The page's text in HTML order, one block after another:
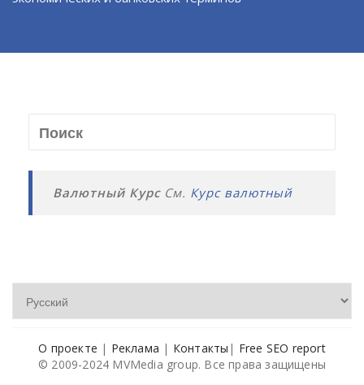
Валютный КурсСм. Курс валютный
О проекте | Реклама | Контакты | Free SEO report
© 2009-2024 MVMedia group. Все права защищены